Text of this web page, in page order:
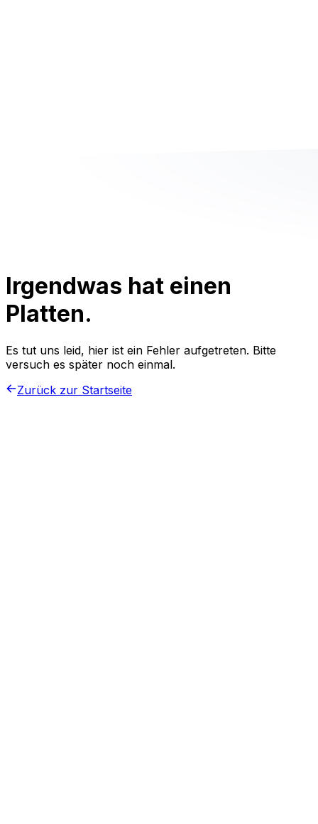
Irgendwas hat einen
Platten.
Es tut uns leid, hier ist ein Fehler aufgetreten. Bitte
versuch es später noch einmal.
Zurück zur Startseite